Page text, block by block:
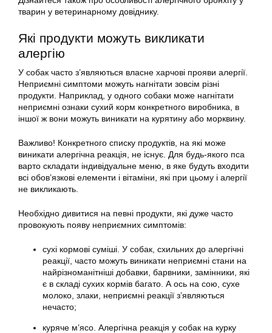
тварин у ветеринарному довіднику.
Які продукти можуть викликати
алергію
У собак часто з’являються власне харчові прояви алергії.
Неприємні симптоми можуть нагнітати зовсім різні
продукти. Наприклад, у одного собаки може нагнітати
неприємні ознаки сухий корм конкретного виробника, в
іншої ж вони можуть виникати на курятину або морквину.
Важливо! Конкретного списку продуктів, на які може
виникати алергічна реакція, не існує. Для будь-якого пса
варто складати індивідуальне меню, в яке будуть входити
всі обов’язкові елементи і вітаміни, які при цьому і алергії
не викликають.
Необхідно дивитися на певні продукти, які дуже часто
провокують появу неприємних симптомів:
сухі кормові суміші. У собак, схильних до алергічні
реакції, часто можуть виникати неприємні стани на
найрізноманітніші добавки, барвники, замінники, які
є в складі сухих кормів багато. А ось на сою, сухе
молоко, злаки, неприємні реакції з’являються
нечасто;
куряче м’ясо. Алергічна реакція у собак на курку